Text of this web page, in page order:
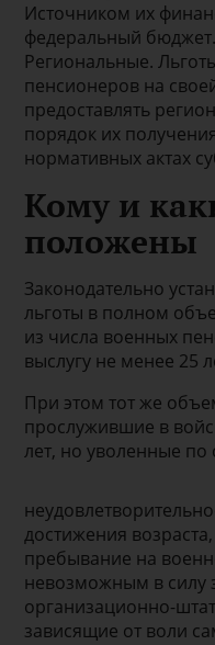
Источником их
федеральный бюджет.
Региональные.
пенсионеров на
предоставлять
порядок их
нормативных актах
Кому и
положены
Законодательно
льготы в полном
из числа военных
выслугу не менее 25
При этом тот же
прослужившие в
лет, но уволенные
достижения
пребывание на
невозможным в силу
организационно-
зависящие от воли